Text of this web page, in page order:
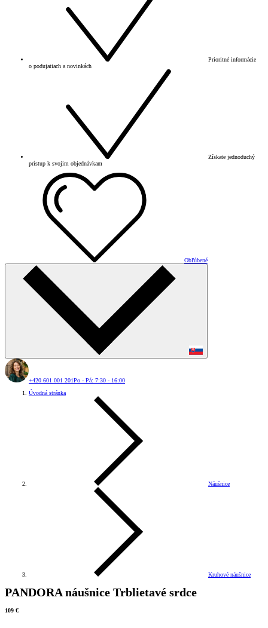
Prioritné informácie
o podujatiach a novinkách
Získate jednoduchý
prístup k svojim objednávkam
Obľúbené
+420 601 001 201Po - Pá: 7:30 - 16:00
Úvodná stránka
Náušnice
Kruhové náušnice
PANDORA náušnice Trblietavé srdce
109 €